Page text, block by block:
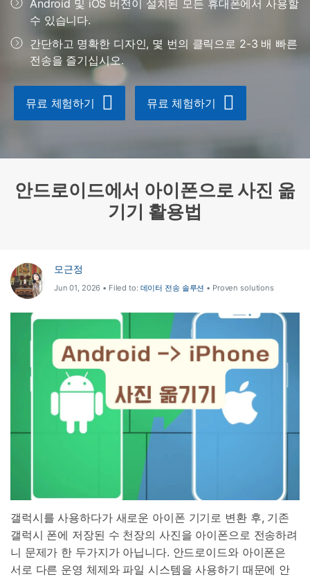
더 보기
공식 설치 파일 및 최신 버전 업데이트를 제공
합니다.
리소스 허브
고객 지원
iOS26 다운그레이드
무료 다운로드
검색하기
Android 및 iOS 버전이 설치된 모든 휴대폰에서 사용할
수 있습니다.
간단하고 명확한 디자인, 몇 번의 클릭으로 2-3 배 빠른
전송을 즐기십시오.
뮤료 체험하기 뮤료 체험하기
안드로이드에서 아이폰으로 사진 옮
기기 활용법
모근정
Jun 01, 2026 • Filed to: 데이터 전송 솔루션 • Proven solutions
갤럭시를 사용하다가 새로운 아이폰 기기로 변환 후, 기존
갤럭시 폰에 저장된 수 천장의 사진을 아이폰으로 전송하려
니 문제가 한 두가지가 아닙니다. 안드로이드와 아이폰은
서로 다른 운영 체제와 파일 시스템을 사용하기 때문에 안